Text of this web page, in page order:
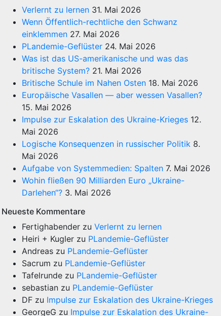
Verlernt zu lernen 31. Mai 2026
Wenn Öffentlich-rechtliche den Schwanz
einklemmen 27. Mai 2026
PLandemie-Geflüster 24. Mai 2026
Was ist das US-amerikanische und was das
britische System? 21. Mai 2026
Britische Schule im Nahen Osten 18. Mai 2026
Europäische Vasallen — aber wessen Vasallen?
15. Mai 2026
Impulse zur Eskalation des Ukraine-Krieges 12.
Mai 2026
Logische Konsequenzen in russischer Politik 8.
Mai 2026
Aufgabe von Systemmedien: Spalten 7. Mai 2026
Wohin fließen 90 Milliarden Euro „Ukraine-
Darlehen“? 3. Mai 2026
Neueste Kommentare
Fertighabender zu Verlernt zu lernen
Heiri + Kugler zu PLandemie-Geflüster
Andreas zu PLandemie-Geflüster
Sacrum zu PLandemie-Geflüster
Tafelrunde zu PLandemie-Geflüster
sebastian zu PLandemie-Geflüster
DF zu Impulse zur Eskalation des Ukraine-Krieges
GeorgeG zu Impulse zur Eskalation des Ukraine-